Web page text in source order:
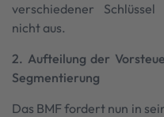
verschiedener
nicht aus.
2. Aufteilung der
Segmentierung
Das BMF fordert nun in